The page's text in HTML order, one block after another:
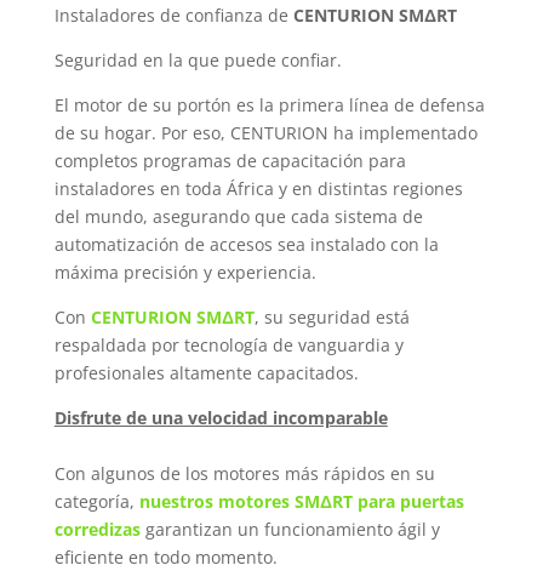
Instaladores de confianza de CENTURION SMΔRT
Seguridad en la que puede confiar.
El motor de su portón es la primera línea de defensa
de su hogar. Por eso, CENTURION ha implementado
completos programas de capacitación para
instaladores en toda África y en distintas regiones
del mundo, asegurando que cada sistema de
automatización de accesos sea instalado con la
máxima precisión y experiencia.
Con CENTURION SMΔRT, su seguridad está
respaldada por tecnología de vanguardia y
profesionales altamente capacitados.
Disfrute de una velocidad incomparable
Con algunos de los motores más rápidos en su
categoría, nuestros motores SMΔRT para puertas
corredizasgarantizan un funcionamiento ágil y
eficiente en todo momento.